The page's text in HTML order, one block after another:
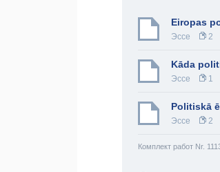
Eiropas
Эссе 2
Kāda
Эссе 1
Politiskā
Эссе 2
Комплект работ Nr.